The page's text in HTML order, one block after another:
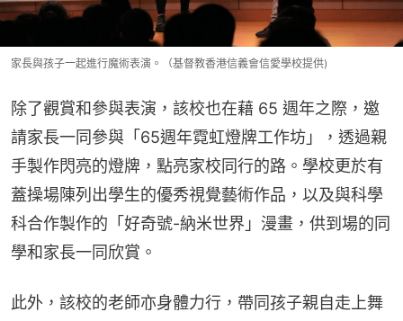
家長與孩子一起進行魔術表演。（基督教香港信義會信愛學校提供)
除了觀賞和參與表演，該校也在藉 65 週年之際，邀
請家長一同參與「65週年霓虹燈牌工作坊」，透過親
手製作閃亮的燈牌，點亮家校同行的路。學校更於有
蓋操場陳列出學生的優秀視覺藝術作品，以及與科學
科合作製作的「好奇號-納米世界」漫畫，供到場的同
學和家長一同欣賞。
此外，該校的老師亦身體力行，帶同孩子親自走上舞